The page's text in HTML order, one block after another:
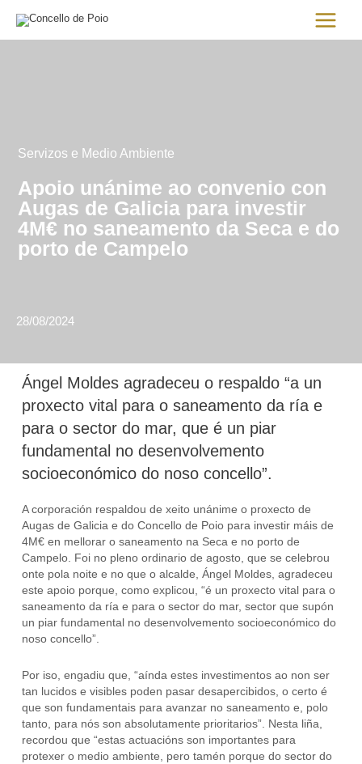
contenido
Main
Menu
Servizos e Medio Ambiente
Apoio unánime ao convenio con
Augas de Galicia para investir
4M€ no saneamento da Seca e do
porto de Campelo
28/08/2024
Ángel Moldes agradeceu o respaldo “a un
proxecto vital para o saneamento da ría e
para o sector do mar, que é un piar
fundamental no desenvolvemento
socioeconómico do noso concello”.
A corporación respaldou de xeito unánime o proxecto de
Augas de Galicia e do Concello de Poio para investir máis de
4M€ en mellorar o saneamento na Seca e no porto de
Campelo. Foi no pleno ordinario de agosto, que se celebrou
onte pola noite e no que o alcalde, Ángel Moldes, agradeceu
este apoio porque, como explicou, “é un proxecto vital para o
saneamento da ría e para o sector do mar, sector que supón
un piar fundamental no desenvolvemento socioeconómico do
noso concello”.
Por iso, engadiu que, “aínda estes investimentos ao non ser
tan lucidos e visibles poden pasar desapercibidos, o certo é
que son fundamentais para avanzar no saneamento e, polo
tanto, para nós son absolutamente prioritarios”. Nesta liña,
recordou que “estas actuacións son importantes para
protexer o medio ambiente, pero tamén porque do sector do